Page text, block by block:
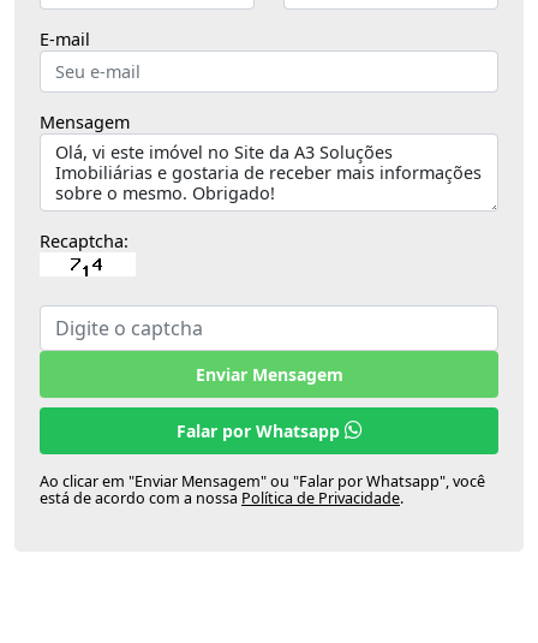
E-mail
Mensagem
Recaptcha:
Enviar Mensagem
Falar por Whatsapp
Ao clicar em "Enviar Mensagem" ou "Falar por Whatsapp", você
está de acordo com a nossa Política de Privacidade.